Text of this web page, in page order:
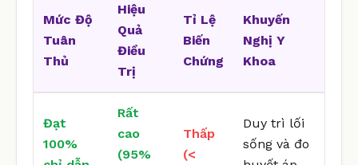
Mức Độ
Tuân
Thủ
Hiệu
Quả
Điều
Trị
Tỉ Lệ
Biến
Chứng
Khuyến
Nghị Y
Khoa
Đạt
100%
Rất
cao
(95%
Thấp
(<
Duy trì lối
sống và đo